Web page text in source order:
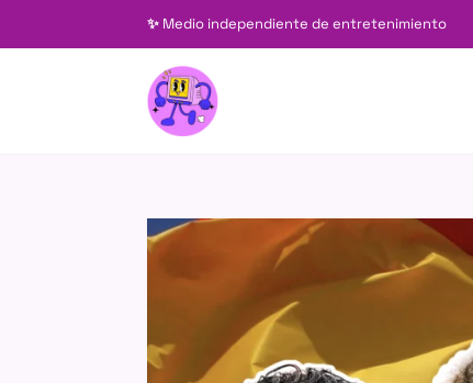
✨ Medio independiente de entretenimiento